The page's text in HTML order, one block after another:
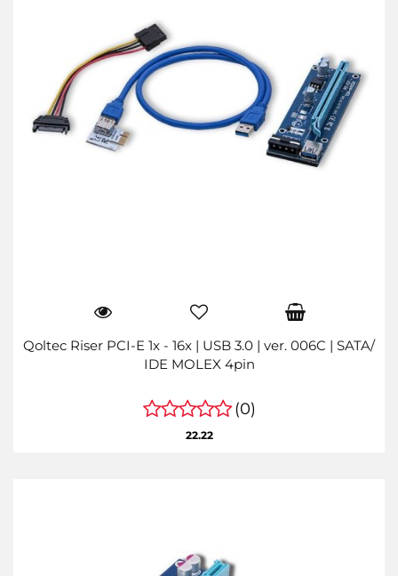
Qoltec Riser PCI-E 1x - 16x | USB 3.0 | ver. 006C | SATA/
IDE MOLEX 4pin
(0)
22.22